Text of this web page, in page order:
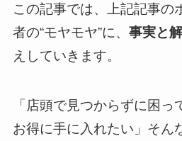
この記事では、上記記事の
者の“モヤモヤ”に、 事実と
えしていきます。
「店頭で見つからずに困っ
お得に手に入れたい」そん